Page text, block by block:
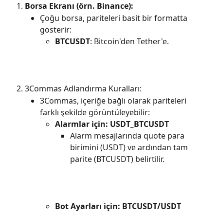
Borsa Ekranı (örn. Binance):
Çoğu borsa, pariteleri basit bir formatta
gösterir:
BTCUSDT: Bitcoin'den Tether'e.
3Commas Adlandırma Kuralları:
3Commas, içeriğe bağlı olarak pariteleri
farklı şekilde görüntüleyebilir:
Alarmlar için: USDT_BTCUSDT
Alarm mesajlarında quote para
birimini (USDT) ve ardından tam
parite (BTCUSDT) belirtilir.
Bot Ayarları için: BTCUSDT/USDT